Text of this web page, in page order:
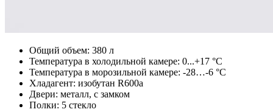
Общий объем: 380 л
Температура в холодильной камере: 0...+17 °С
Температура в морозильной камере: -28…-6 °С
Хладагент: изобутан R600a
Двери: металл, с замком
Полки: 5 стекло